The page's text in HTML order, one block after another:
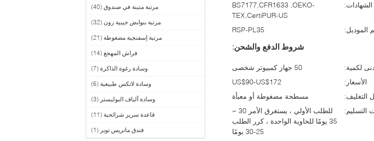
مرتبة متينة في صندوق (40)
مرتبة بنوابض جيبية زون (32)
مرتبة إسفنجية مضغوطة (21)
فراش المهجع (14)
وسادة رغوة الذاكرة (7)
وسادة لاتكس طبيعية (6)
وسادة ألياف البوليستر (3)
قاعدة سرير شرائحية (11)
فندق ماتريس توبر (1)
BS7177,CFR1633 ,OEKO-
TEX,CertiPUR-US
الموديل:
RSP-PL35
شروط الدفع والشحن:
لكمية:
50 جهاز كمبيوتر شخصى
الأسعار:
US$90-US$172
التغليف:
مسطحة مضغوطة أو معبأة
التسليم:
للطلب الأولي ، يستغرق الأمر 30 ~
35 يومًا للحاوية الواحدة ، كرر الطلب
25-30 يومًا